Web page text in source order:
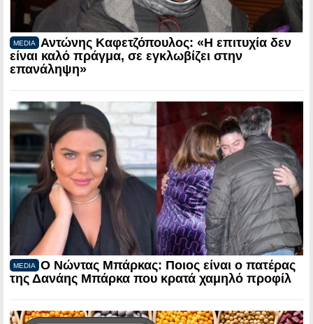
MEDIA
Αντώνης Καφετζόπουλος: «Η επιτυχία δεν
είναι καλό πράγμα, σε εγκλωβίζει στην
επανάληψη»
MEDIA
Ο Νώντας Μπάρκας: Ποιος είναι ο πατέρας
της Δανάης Μπάρκα που κρατά χαμηλό προφίλ